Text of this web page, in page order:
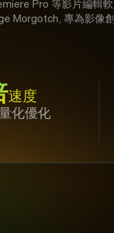
Pro 等影片編輯軟
Morgotch, 專為影像創
速度
化優化